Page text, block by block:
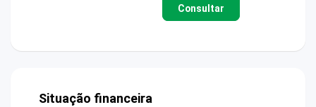
Consultar
Situação financeira